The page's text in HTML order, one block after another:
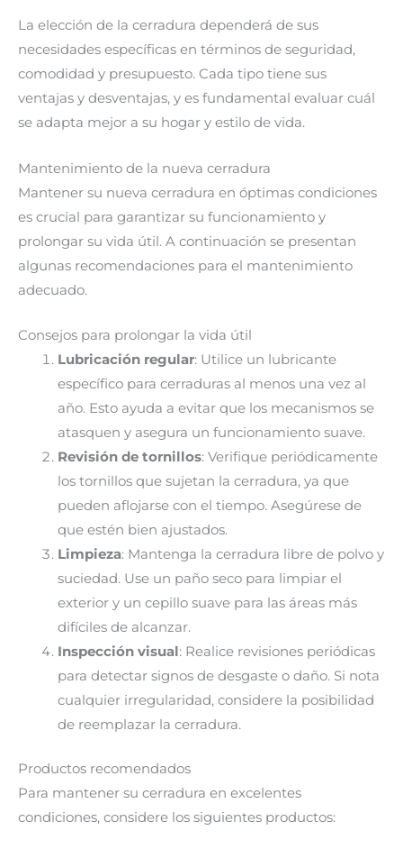
La elección de la cerradura dependerá de sus
necesidades específicas en términos de seguridad,
comodidad y presupuesto. Cada tipo tiene sus
ventajas y desventajas, y es fundamental evaluar cuál
se adapta mejor a su hogar y estilo de vida.
Mantenimiento de la nueva cerradura
Mantener su nueva cerradura en óptimas condiciones
es crucial para garantizar su funcionamiento y
prolongar su vida útil. A continuación se presentan
algunas recomendaciones para el mantenimiento
adecuado.
Consejos para prolongar la vida útil
Lubricación regular: Utilice un lubricante
específico para cerraduras al menos una vez al
año. Esto ayuda a evitar que los mecanismos se
atasquen y asegura un funcionamiento suave.
Revisión de tornillos: Verifique periódicamente
los tornillos que sujetan la cerradura, ya que
pueden aflojarse con el tiempo. Asegúrese de
que estén bien ajustados.
Limpieza: Mantenga la cerradura libre de polvo y
suciedad. Use un paño seco para limpiar el
exterior y un cepillo suave para las áreas más
difíciles de alcanzar.
Inspección visual: Realice revisiones periódicas
para detectar signos de desgaste o daño. Si nota
cualquier irregularidad, considere la posibilidad
de reemplazar la cerradura.
Productos recomendados
Para mantener su cerradura en excelentes
condiciones, considere los siguientes productos: